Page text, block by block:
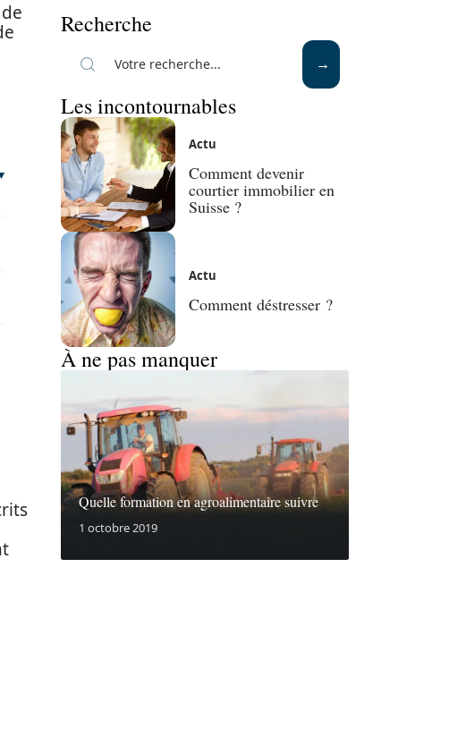
Recherche
Les incontournables
Actu
Comment devenir
courtier immobilier en
Suisse ?
Actu
Comment déstresser ?
À ne pas manquer
Quelle formation en agroalimentaire suivre
1 octobre 2019